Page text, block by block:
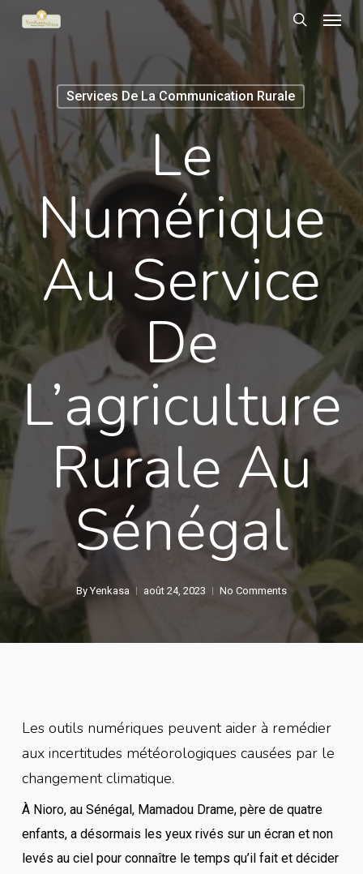
Skip
content
search
Menu
Services De La Communication Rurale
Le
Numérique
Au Service
De
L’agriculture
Rurale Au
Sénégal
By Yenkasa août 24, 2023 No Comments
Les outils numériques peuvent aider à remédier
aux incertitudes météorologiques causées par le
changement climatique.
À Nioro, au Sénégal, Mamadou Drame, père de quatre
enfants, a désormais les yeux rivés sur un écran et non
levés au ciel pour connaître le temps qu’il fait et décider